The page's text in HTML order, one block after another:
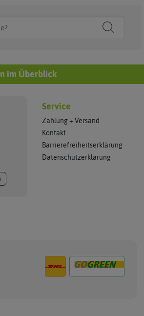
im Überblick
Service
Zahlung + Versand
Kontakt
Barrierefreiheitserklärung
Datenschutzerklärung